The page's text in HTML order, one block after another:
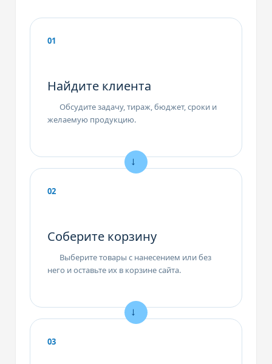
01
Найдите клиента
Обсудите задачу, тираж, бюджет, сроки и
желаемую продукцию.
02
Соберите корзину
Выберите товары с нанесением или без
него и оставьте их в корзине сайта.
03